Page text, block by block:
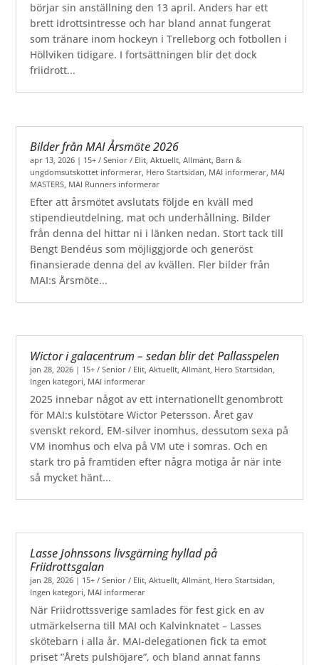
börjar sin anställning den 13 april. Anders har ett
brett idrottsintresse och har bland annat fungerat
som tränare inom hockeyn i Trelleborg och fotbollen i
Höllviken tidigare. I fortsättningen blir det dock
friidrott...
Bilder från MAI Årsmöte 2026
apr 13, 2026 | 15+ / Senior / Elit ,Aktuellt ,Allmänt Barn &
ungdomsutskottet informerar Hero Startsidan MAI informerar MAI
MASTERS MAI Runners informerar
Efter att årsmötet avslutats följde en kväll med
stipendieutdelning, mat och underhållning. Bilder
från denna del hittar ni i länken nedan. Stort tack till
Bengt Bendéus som möjliggjorde och generöst
finansierade denna del av kvällen. Fler bilder från
MAI:s Årsmöte...
Wictor i galacentrum – sedan blir det Pallasspelen
jan 28, 2026 | 15+ / Senior / Elit,Aktuellt,Allmänt, Hero Startsidan,
Ingen kategori, MAI informerar
2025 innebar något av ett internationellt genombrott
för MAI:s kulstötare Wictor Petersson. Året gav
svenskt rekord, EM-silver inomhus, dessutom sexa på
VM inomhus och elva på VM ute i somras. Och en
stark tro på framtiden efter några motiga år när inte
så mycket hänt...
Lasse Johnssons livsgärning hyllad på
Friidrottsgalan
jan 28, 2026 | 15+ / Senior / Elit,Aktuellt,Allmänt, Hero Startsidan,
Ingen kategori, MAI informerar
När Friidrottssverige samlades för fest gick en av
utmärkelserna till MAI och Kalvinknatet – Lasses
skötebarn i alla år. MAI-delegationen fick ta emot
priset ”Årets pulshöjare”, och bland annat fanns